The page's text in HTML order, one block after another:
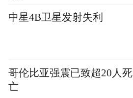
中星4B卫星发射失利
哥伦比亚强震已致超20人死
亡